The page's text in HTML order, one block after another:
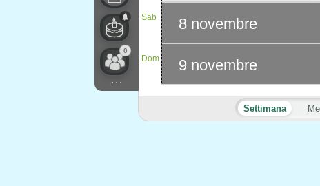
0
...
Settimana
Sab
Dom
8 novembre
9 novembre